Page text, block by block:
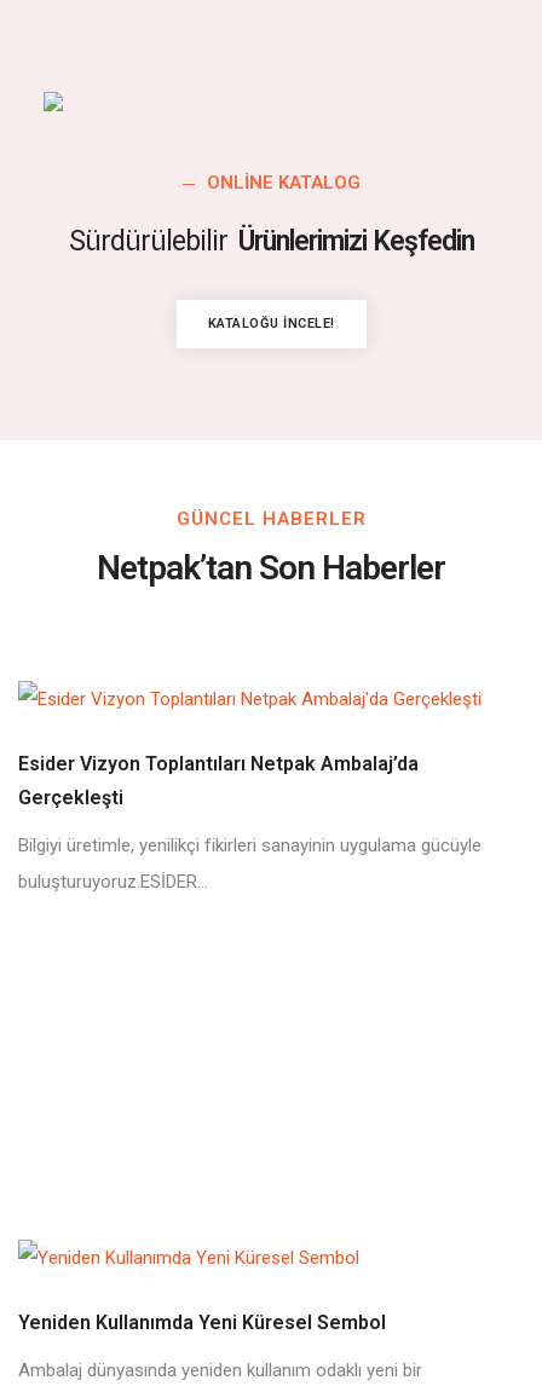
ONLINE KATALOG
Sürdürülebilir Ürünlerimizi Keşfedin
KATALOĞU İNCELE!
GÜNCEL HABERLER
Netpak’tan Son Haberler
Esider Vizyon Toplantıları Netpak Ambalaj’da
Gerçekleşti
Bilgiyi üretimle, yenilikçi fikirleri sanayinin uygulama gücüyle
buluşturuyoruz.ESİDER...
Yeniden Kullanımda Yeni Küresel Sembol
Ambalaj dünyasında yeniden kullanım odaklı yeni bir